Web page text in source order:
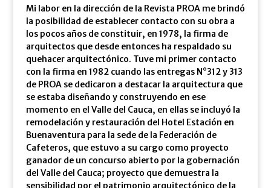
Mi labor en la dirección de la Revista PROA me brindó
la posibilidad de establecer contacto con su obra a
los pocos años de constituir, en 1978, la firma de
arquitectos que desde entonces ha respaldado su
quehacer arquitectónico. Tuve mi primer contacto
con la firma en 1982 cuando las entregas N°312 y 313
de PROA se dedicaron a destacar la arquitectura que
se estaba diseñando y construyendo en ese
momento en el Valle del Cauca, en ellas se incluyó la
remodelación y restauración del Hotel Estación en
Buenaventura para la sede de la Federación de
Cafeteros, que estuvo a su cargo como proyecto
ganador de un concurso abierto por la gobernación
del Valle del Cauca; proyecto que demuestra la
sensibilidad por el patrimonio arquitectónico de la